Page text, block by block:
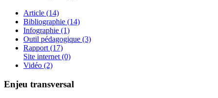
Article (14)
Bibliographie (14)
Infographie (1)
Outil pédagogique (3)
Rapport (17)
Site internet (0)
Vidéo (2)
Enjeu transversal